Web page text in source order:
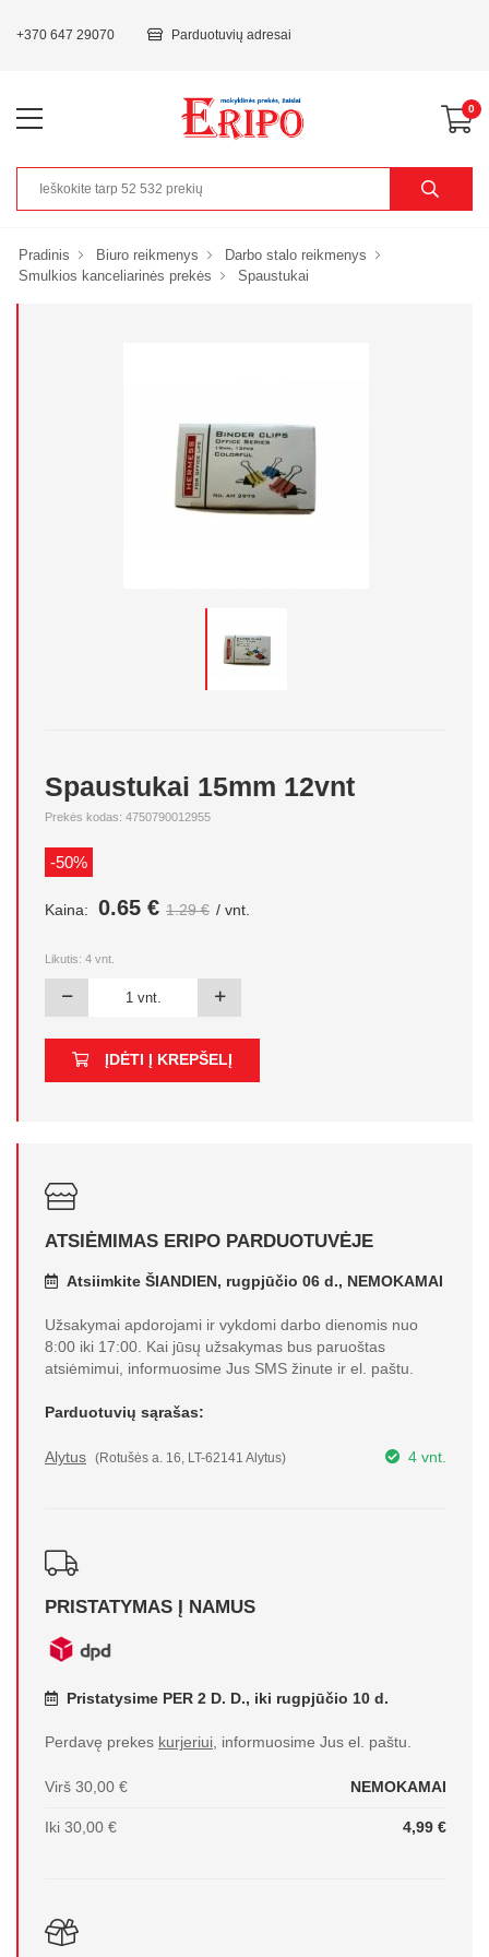
+370 647 29070 Parduotuvių adresai
0
Pradinis Biuro reikmenys
Darbo stalo reikmenys
Smulkios kanceliarinės prekės
Spaustukai
Spaustukai 15mm 12vnt
Prekės kodas: 4750790012955
-50%
Kaina: 0.65 € 1.29 € / vnt.
Likutis: 4 vnt.
ĮDĖTI Į KREPŠELĮ
ATSIĖMIMAS ERIPO PARDUOTUVĖJE
Atsiimkite ŠIANDIEN, rugpjūčio 06 d., NEMOKAMAI
Užsakymai apdorojami ir vykdomi darbo dienomis nuo
8:00 iki 17:00. Kai jūsų užsakymas bus paruoštas
atsiėmimui, informuosime Jus SMS žinute ir el. paštu.
Parduotuvių sąrašas:
Alytus (Rotušės a. 16, LT-62141 Alytus) 4 vnt.
PRISTATYMAS Į NAMUS
Pristatysime PER 2 D. D., iki rugpjūčio 10 d.
Perdavę prekes kurjeriui, informuosime Jus el. paštu.
Virš 30,00 € NEMOKAMAI
Iki 30,00 € 4,99 €